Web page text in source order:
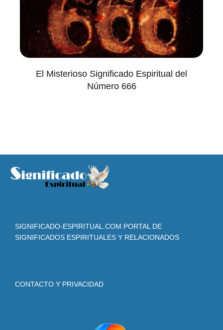
El Misterioso Significado Espiritual del
Número 666
SIGNIFICADO-ESPIRITUAL.COM PORTAL DE
SIGNIFICADOS ESPIRITUALES Y RELACIONADOS
CONTACTO Y PRIVACIDAD